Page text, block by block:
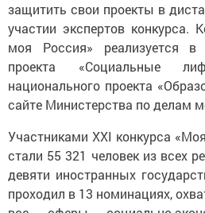
защитить свои проекты в
участии экспертов конкурса.
моя Россия» реализуется в
проекта «Социальные
национального проекта
сайте Министерства по делам
Участниками ХХI конкурса
стали 55 321 человек из всех
девяти иностранных
проходил в 13 номинациях,